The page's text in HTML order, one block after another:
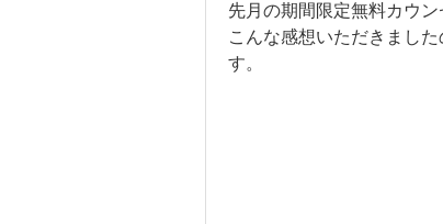
先月の期間限定無料カウ
こんな感想いただきました
す。